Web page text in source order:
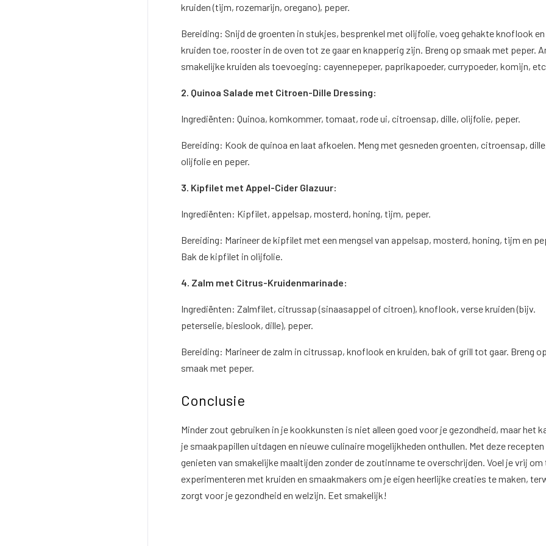
kruiden (tijm, rozemarijn, oregano), peper.
Bereiding: Snijd de groenten in stukjes, besprenkel met olijfolie, voeg gehakte knoflook en
kruiden toe, rooster in de oven tot ze gaar en knapperig zijn. Breng op smaak met peper.
smakelijke kruiden als toevoeging: cayennepeper, paprikapoeder, currypoeder, komijn,
2. Quinoa Salade met Citroen-Dille Dressing:
Ingrediënten: Quinoa, komkommer, tomaat, rode ui, citroensap, dille, olijfolie, peper.
Bereiding: Kook de quinoa en laat afkoelen. Meng met gesneden groenten, citroensap,
olijfolie en peper.
3. Kipfilet met Appel-Cider Glazuur:
Ingrediënten: Kipfilet, appelsap, mosterd, honing, tijm, peper.
Bereiding: Marineer de kipfilet met een mengsel van appelsap, mosterd, honing, tijm en
Bak de kipfilet in olijfolie.
4. Zalm met Citrus-Kruidenmarinade:
Ingrediënten: Zalmfilet, citrussap (sinaasappel of citroen), knoflook, verse kruiden (bijv.
peterselie, bieslook, dille), peper.
Bereiding: Marineer de zalm in citrussap, knoflook en kruiden, bak of grill tot gaar. Breng op
smaak met peper.
Conclusie
Minder zout gebruiken in je kookkunsten is niet alleen goed voor je gezondheid, maar het
je smaakpapillen uitdagen en nieuwe culinaire mogelijkheden onthullen. Met deze recepten
genieten van smakelijke maaltijden zonder de zoutinname te overschrijden. Voel je vrij om
experimenteren met kruiden en smaakmakers om je eigen heerlijke creaties te maken,
zorgt voor je gezondheid en welzijn. Eet smakelijk!